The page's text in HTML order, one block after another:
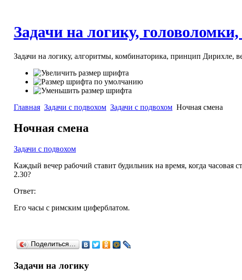
Задачи на логику,
Задачи на логику, алгоритмы, комбинаторика, принцип Дирихле,
Главная Задачи с подвохом Задачи с подвохом Ночная смена
Ночная смена
Задачи с подвохом
Каждый вечер рабочий ставит будильник на время, когда часовая
2.30?
Ответ:
Его часы с римским циферблатом.
Поделиться…
Задачи на логику